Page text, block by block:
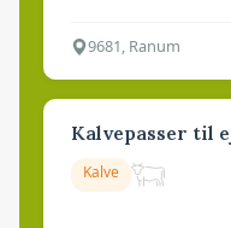
9681, Ranum
Kalvepasser til
Kalve